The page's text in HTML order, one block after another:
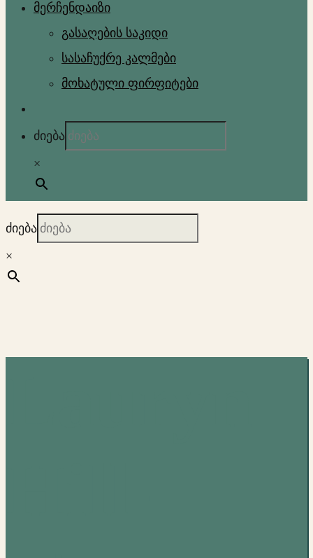
მერჩენდაიზი
გასაღების საკიდი
სასაჩუქრე კალმები
მოხატული ფირფიტები
ძიება
×
ძიება
×